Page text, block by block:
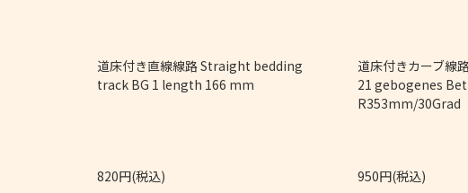
道床付き直線線路 Straight bedding
track BG 1 length 166 mm
820円(税込)
道床付きカーブ線
21 gebogenes
R353mm/30Grad
950円(税込)